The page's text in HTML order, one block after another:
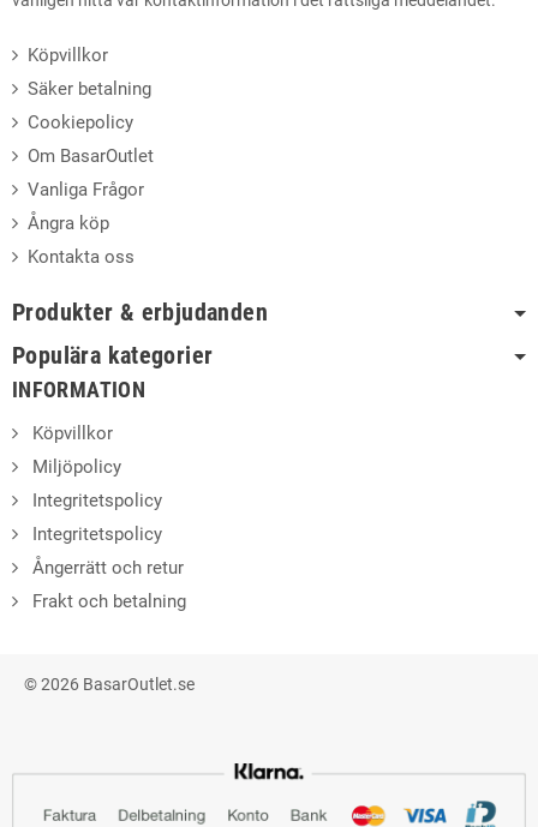
Köpvillkor
Säker betalning
Cookiepolicy
Om BasarOutlet
Vanliga Frågor
Ångra köp
Kontakta oss
Produkter & erbjudanden
Populära kategorier
INFORMATION
Köpvillkor
Miljöpolicy
Integritetspolicy
Integritetspolicy
Ångerrätt och retur
Frakt och betalning
© 2026 BasarOutlet.se